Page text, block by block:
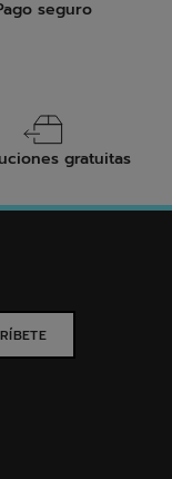
seguro
gratuitas